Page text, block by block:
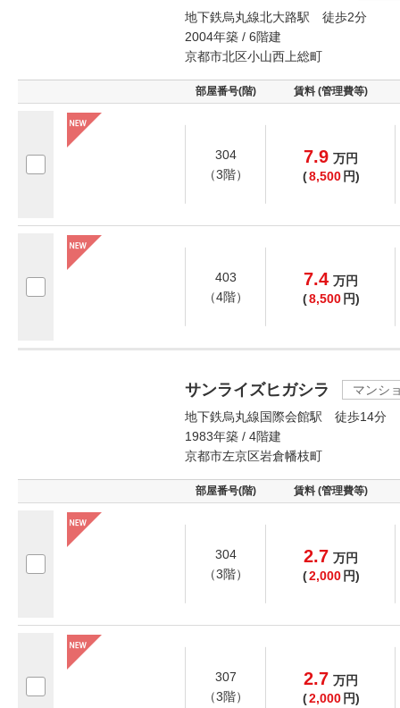
地下鉄烏丸線北大路駅 徒歩2分
2004年築 / 6階建
京都市北区小山西上総町
部屋番号(階) 賃料 (管理費等)
304
（3階）
7.9 万円
(8,500 円)
403
（4階）
7.4 万円
(8,500 円)
サンライズヒガシラ
マンシ
地下鉄烏丸線国際会館駅 徒歩14分
1983年築 / 4階建
京都市左京区岩倉幡枝町
部屋番号(階) 賃料 (管理費等)
304
（3階）
2.7 万円
(2,000 円)
307
（3階）
2.7 万円
(2,000 円)